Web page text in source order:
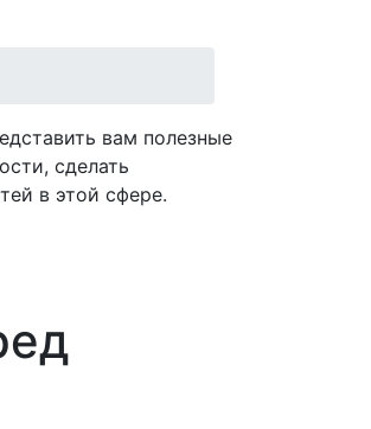
вам полезные
сделать
в этой сфере.